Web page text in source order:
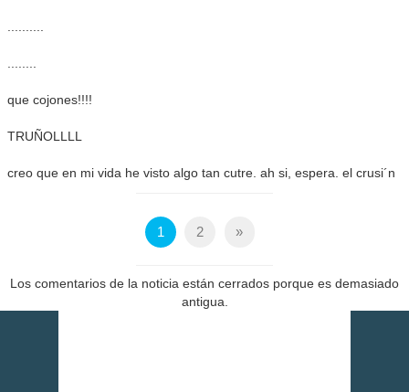
..........
........
que cojones!!!!
TRUÑOLLLL
creo que en mi vida he visto algo tan cutre. ah si, espera. el crusi´n
1 2 »
Los comentarios de la noticia están cerrados porque es demasiado
antigua.